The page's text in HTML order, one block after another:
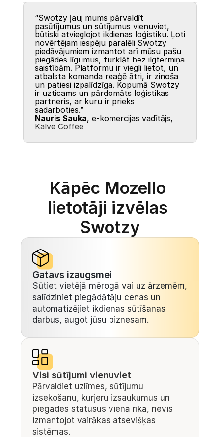
“Swotzy ļauj mums pārvaldīt
pasūtījumus un sūtījumus vienuviet,
būtiski atvieglojot ikdienas loģistiku. Ļoti
novērtējam iespēju paralēli Swotzy
piedāvājumiem izmantot arī mūsu pašu
piegādes līgumus, turklāt bez ilgtermiņa
saistībām. Platformu ir viegli lietot, un
atbalsta komanda reaģē ātri, ir zinoša
un patiesi izpalīdzīga. Kopumā Swotzy
ir uzticams un pārdomāts loģistikas
partneris, ar kuru ir prieks
sadarboties.”
Nauris Sauka
Kalve Coffee
Kāpēc Mozello
lietotāji izvēlas
Swotzy
Gatavs izaugsmei
Sūtiet vietējā mērogā vai uz ārzemēm,
salīdziniet piegādātāju cenas un
automatizējiet ikdienas sūtīšanas
darbus, augot jūsu biznesam.
Visi sūtījumi vienuviet
Pārvaldiet uzlīmes, sūtījumu
izsekošanu, kurjeru izsaukumus un
piegādes statusus vienā rīkā, nevis
izmantojot vairākas atsevišķas
sistēmas.